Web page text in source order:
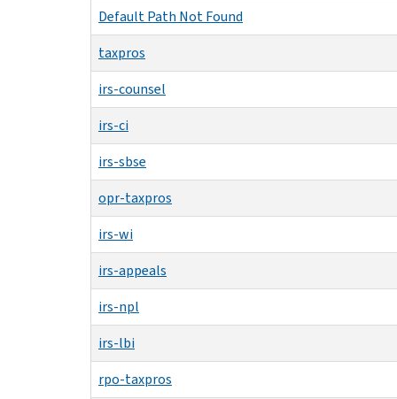
Default Path Not Found
taxpros
irs-counsel
irs-ci
irs-sbse
opr-taxpros
irs-wi
irs-appeals
irs-npl
irs-lbi
rpo-taxpros